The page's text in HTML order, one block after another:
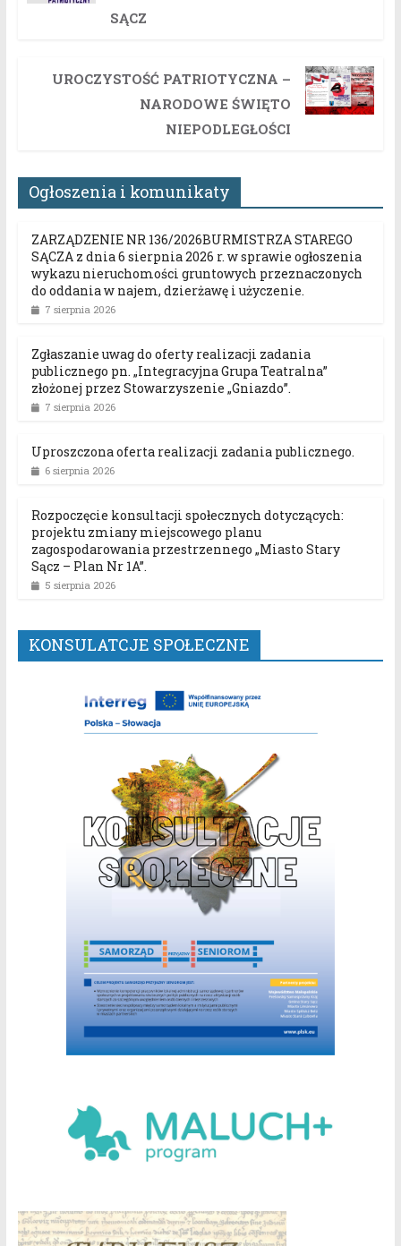
SĄCZ
UROCZYSTOŚĆ PATRIOTYCZNA –
NARODOWE ŚWIĘTO
NIEPODLEGŁOŚCI
Ogłoszenia i komunikaty
ZARZĄDZENIE NR 136/2026BURMISTRZA STAREGO
SĄCZA z dnia 6 sierpnia 2026 r. w sprawie ogłoszenia
wykazu nieruchomości gruntowych przeznaczonych
do oddania w najem, dzierżawę i użyczenie.
7 sierpnia 2026
Zgłaszanie uwag do oferty realizacji zadania
publicznego pn. „Integracyjna Grupa Teatralna”
złożonej przez Stowarzyszenie „Gniazdo”.
7 sierpnia 2026
Uproszczona oferta realizacji zadania publicznego.
6 sierpnia 2026
Rozpoczęcie konsultacji społecznych dotyczących:
projektu zmiany miejscowego planu
zagospodarowania przestrzennego „Miasto Stary
Sącz – Plan Nr 1A”.
5 sierpnia 2026
KONSULATCJE SPOŁECZNE